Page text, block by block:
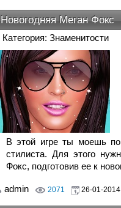
Новогодняя Меган Фокс
Категория: Знаменитости
В этой игре ты моешь
стилиста. Для этого
Фокс, подготовив ее к
admin 2071 26-01-